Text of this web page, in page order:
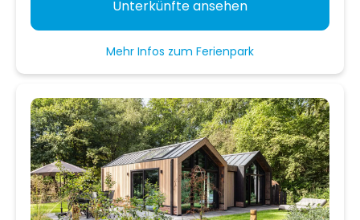
Unterkünfte ansehen
Mehr Infos zum Ferienpark